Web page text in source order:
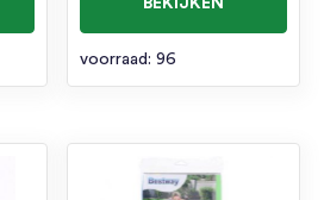
voorraad: 96